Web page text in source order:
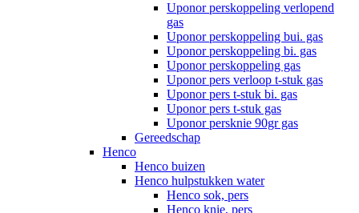
Uponor perskoppeling verlopend
gas
Uponor perskoppeling bui. gas
Uponor perskoppeling bi. gas
Uponor perskoppeling gas
Uponor pers verloop t-stuk gas
Uponor pers t-stuk bi. gas
Uponor pers t-stuk gas
Uponor persknie 90gr gas
Gereedschap
Henco
Henco buizen
Henco hulpstukken water
Henco sok, pers
Henco knie, pers